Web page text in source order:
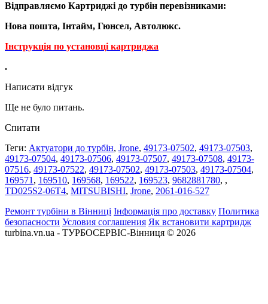
Відправляємо Картриджі до турбін перевізниками:
Нова пошта, Інтайм, Гюнсел, Автолюкс.
Інструкція по установці картриджа
.
Написати відгук
Ще не було питань.
Спитати
Теги: Актуатори до турбін, Jrone, 49173-07502, 49173-07503,
49173-07504, 49173-07506, 49173-07507, 49173-07508, 49173-
07516, 49173-07522, 49173-07502, 49173-07503, 49173-07504,
169571 , 169510, 169568, 169522, 169523, 9682881780, ,
TD025S2-06T4, MITSUBISHI, Jrone, 2061-016-527
Ремонт турбіни в Вінниці Інформація про доставку Политика
безопасности Условия соглашения Як встановити картридж
turbina.vn.ua - ТУРБОСЕРВІС-Вінниця © 2026